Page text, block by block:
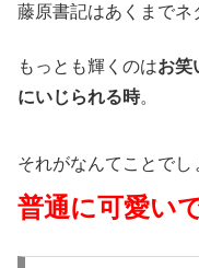
藤原書記はあくまでネ
もっとも輝くのはお笑
にいじられる時。
それがなんてことでし
普通に可愛い